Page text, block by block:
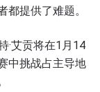
提供了难题。
·艾贡将在1月14
中挑战占主导地